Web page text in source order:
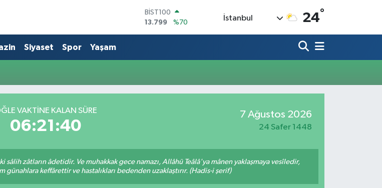
BİST100
13.799
%70
47,7143
%0.16
STERLİN
İstanbul 24°
Siyaset Spor Yaşam
VAKTINE KALAN SÜRE
06:21:40
7 Ağustos 2026
24 Safer 1448
zâtların âdetidir. Ve muhakkak gece namazı, Allâhü Teâlâ'ya mânen yaklaşmaya vesîledir,
günahlara keffârettir ve hastalıkları bedenden uzaklaştırır. (Hadis-i şerif)